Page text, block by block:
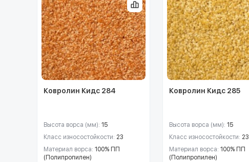
Ковролин Кидс 284
Высота ворса (мм): 15
Класс износостойкости: 23
Материал ворса: 100% ПП
(Полипропилен)
Ковролин Кидс 285
Высота ворса (мм): 15
Класс износостойкости: 23
Материал ворса: 100% ПП
(Полипропилен)